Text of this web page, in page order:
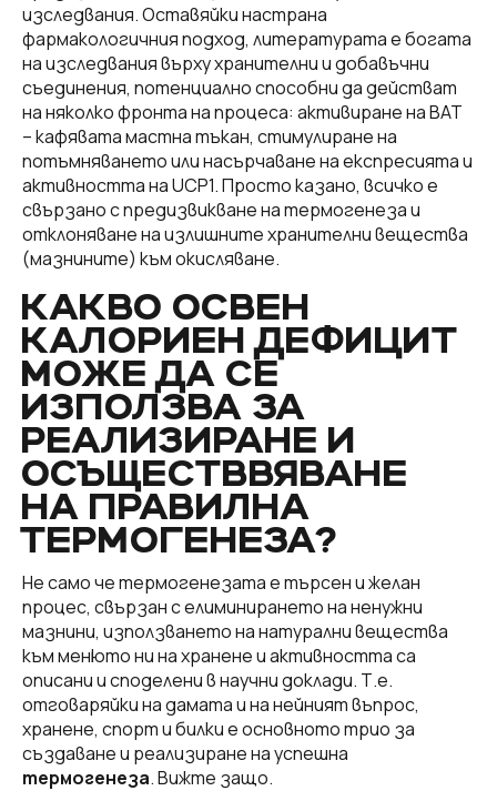
изследвания. Оставяйки настрана
фармакологичния подход, литературата е богата
на изследвания върху хранителни и добавъчни
съединения, потенциално способни да действат
на няколко фронта на процеса: активиране на BAT
– кафявата мастна тъкан, стимулиране на
потъмняването или насърчаване на експресията и
активността на UCP1. Просто казано, всичко е
свързано с предизвикване на термогенеза и
отклоняване на излишните хранителни вещества
(мазнините) към окисляване.
КАКВО ОСВЕН
КАЛОРИЕН ДЕФИЦИТ
МОЖЕ ДА СЕ
ИЗПОЛЗВА ЗА
РЕАЛИЗИРАНЕ И
ОСЪЩЕСТВВЯВАНЕ
НА ПРАВИЛНА
ТЕРМОГЕНЕЗА?
Не само че термогенезата е търсен и желан
процес, свързан с елиминирането на ненужни
мазнини, използването на натурални вещества
към менюто ни на хранене и активността са
описани и споделени в научни доклади. Т.е.
отговаряйки на дамата и на нейният въпрос,
хранене, спорт и билки е основното трио за
създаване и реализиране на успешна
термогенеза. Вижте защо.